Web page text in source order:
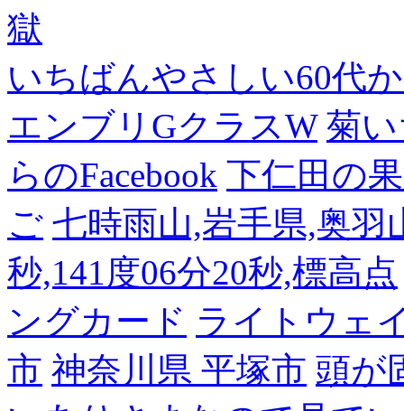
獄
いちばんやさしい60代
エンブリGクラスW 菊
らのFacebook 下仁田の
ご 七時雨山,岩手県,奥羽
秒,141度06分20秒,標高点
ングカード ライトウェ
市 神奈川県 平塚市 頭が